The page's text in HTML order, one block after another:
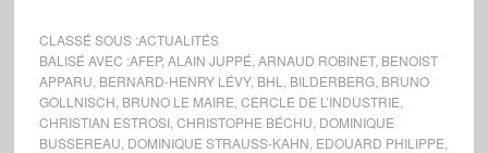
CLASSÉ SOUS :ACTUALITÉS
BALISÉ AVEC :AFEP, ALAIN JUPPÉ ARNAUD ROBINET, BENOIST
APPARU BERNARD-HENRY LÉVY, BHL BILDERBERG, BRUNO
GOLLNISCH BRUNO LE MAIRE CERCLE DE L’INDUSTRIE
CHRISTIAN ESTROSI, CHRISTOPHE BÉCHU DOMINIQUE
BUSSEREAU DOMINIQUE STRAUSS-KAHN EDOUARD PHILIPPE